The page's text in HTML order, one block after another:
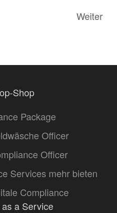
Weiter
Shop
Package
Officer
Officer
Services mehr bieten
Compliance
a Service